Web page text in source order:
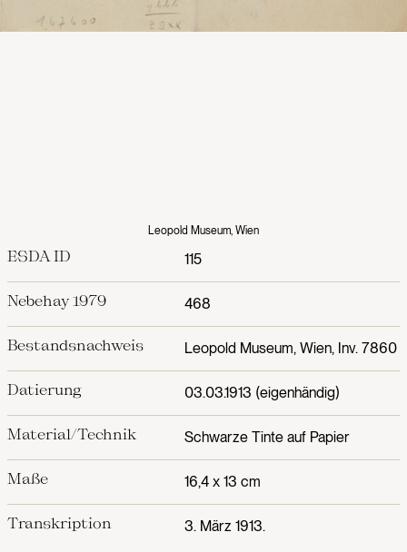
Leopold Museum, Wien
ESDA ID 115
Nebehay 1979 468
Bestandsnachweis Leopold Museum, Wien, Inv. 7860
Datierung 03.03.1913 (eigenhändig)
Material/Technik Schwarze Tinte auf Papier
Maße 16,4 x 13 cm
Transkription 3. März 1913.